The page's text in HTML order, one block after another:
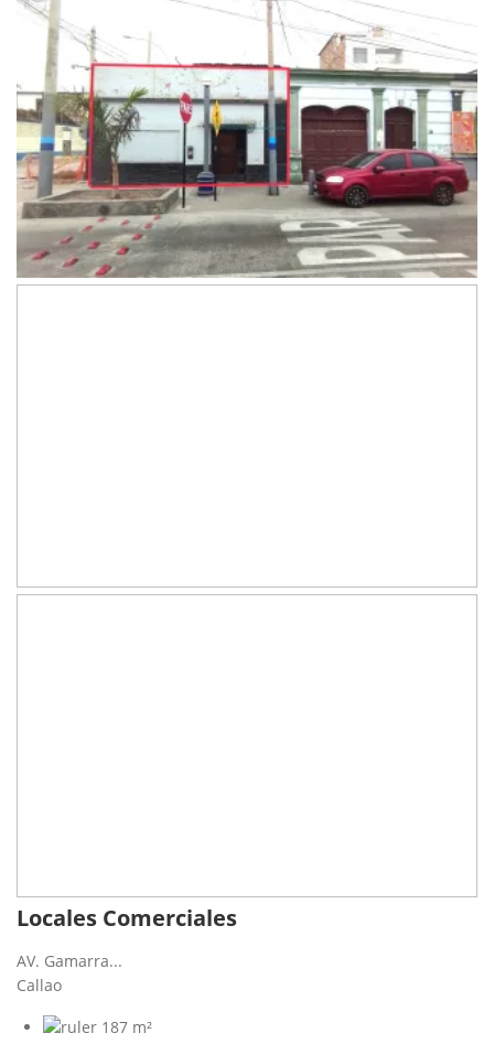
Locales Comerciales
AV. Gamarra...
Callao
187 m²